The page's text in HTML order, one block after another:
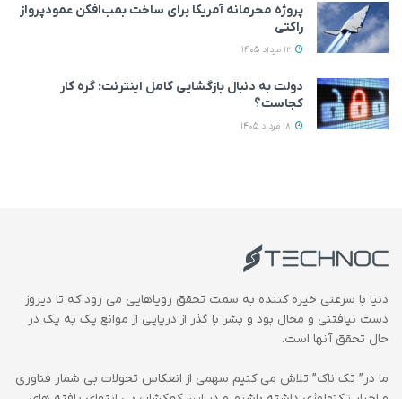
پروژه محرمانه آمریکا برای ساخت بمب‌افکن عمودپرواز
راکتی
دولت به دنبال بازگشایی کامل اینترنت؛ گره کار
کجاست؟
دنیا با سرعتی خیره کننده به سمت تحقق رویاهایی می رود که تا دیروز
دست نیافتنی و محال بود و بشر با گذر از دریایی از موانع یک به یک در
حال تحقق آنها است.
ما در” تک ناک” تلاش می کنیم سهمی از انعکاس تحولات بی شمار فناوری